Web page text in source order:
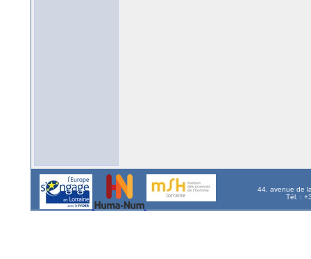
44, avenue de
Tél. :